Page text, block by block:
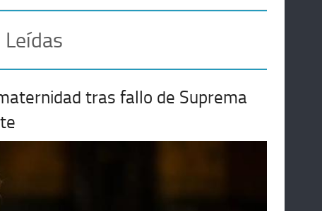
tras fallo de Suprema